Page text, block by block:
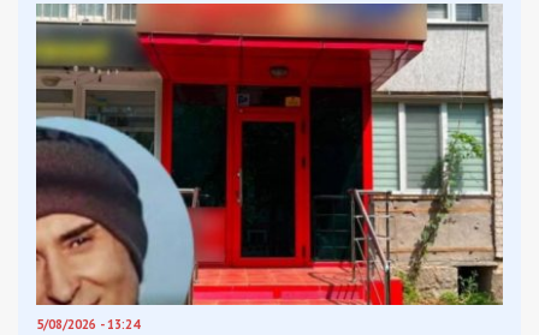
Рекламні блоки дають нам змогу
залишатися незалежними ЗМІ, а вам -
отримувати найсвіжіші новини під ними.
Приєднуйтесь також до 49000 в Google News. Слідкуйте
за останніми новинами!
Читайте також